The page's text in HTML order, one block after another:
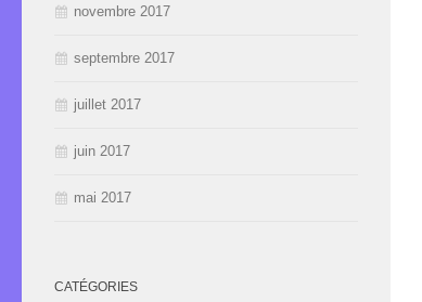
novembre 2017
septembre 2017
juillet 2017
juin 2017
mai 2017
CATÉGORIES